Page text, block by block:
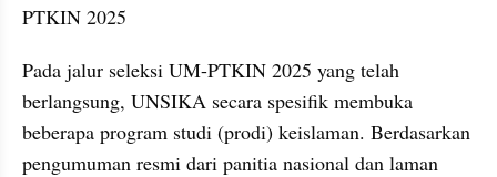
PTKIN 2025
Pada jalur seleksi UM-PTKIN 2025 yang telah
berlangsung, UNSIKA secara spesifik membuka
beberapa program studi (prodi) keislaman. Berdasarkan
pengumuman resmi dari panitia nasional dan laman